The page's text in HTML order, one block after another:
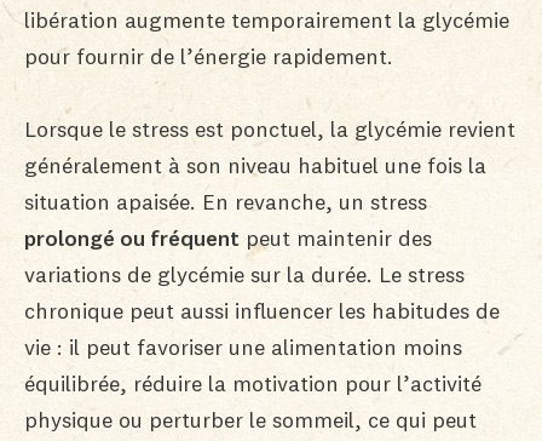
libération augmente temporairement la glycémie
pour fournir de l’énergie rapidement.
Lorsque le stress est ponctuel, la glycémie revient
généralement à son niveau habituel une fois la
situation apaisée. En revanche, un stress
prolongé ou fréquent peut maintenir des
variations de glycémie sur la durée. Le stress
chronique peut aussi influencer les habitudes de
vie : il peut favoriser une alimentation moins
équilibrée, réduire la motivation pour l’activité
physique ou perturber le sommeil, ce qui peut